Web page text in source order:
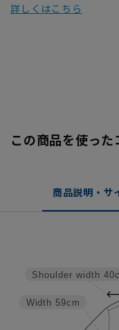
詳しくはこちら
この商品を使った
商品説明・サ
Width 59cm
Shoulder width